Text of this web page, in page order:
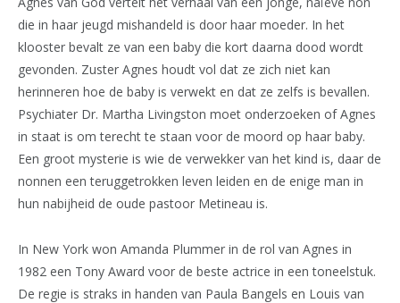
die in haar jeugd mishandeld is door haar moeder. In het
klooster bevalt ze van een baby die kort daarna dood wordt
gevonden. Zuster Agnes houdt vol dat ze zich niet kan
herinneren hoe de baby is verwekt en dat ze zelfs is bevallen.
Psychiater Dr. Martha Livingston moet onderzoeken of Agnes
in staat is om terecht te staan voor de moord op haar baby.
Een groot mysterie is wie de verwekker van het kind is, daar de
nonnen een teruggetrokken leven leiden en de enige man in
hun nabijheid de oude pastoor Metineau is.
In New York won Amanda Plummer in de rol van Agnes in
1982 een Tony Award voor de beste actrice in een toneelstuk.
De regie is straks in handen van Paula Bangels en Louis van